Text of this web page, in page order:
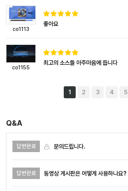
co1113
좋아요
co1155
최고의 소스들 아주마음에 듭니다
1 2 3 4 5
Q&A
답변완료 문의드립니다.
답변완료 동영상 게시판은 어떻게 사용하나요?